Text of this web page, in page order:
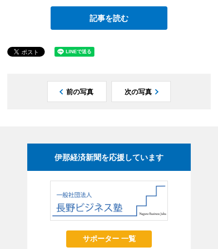
記事を読む
前の写真 次の写真
伊那経済新聞を応援しています
サポーター 一覧